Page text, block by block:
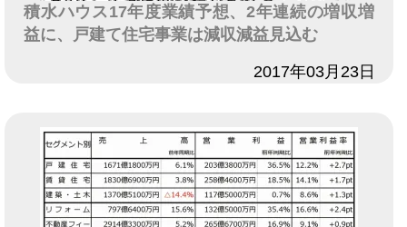
積水ハウス17年度業績予想、2年連続の増収増
益に、戸建て住宅事業は減収減益見込む
2017年03月23日